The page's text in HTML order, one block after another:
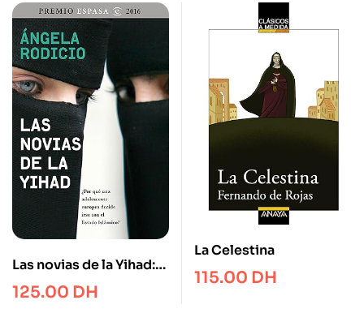
Las novias de la Yihad:
Premio Espasa 2016.
¿Por qué una
125.00 DH
La Celestina
115.00 DH